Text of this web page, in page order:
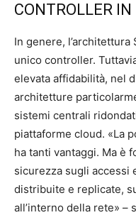
CONTROLLER
In genere,
unico controller.
elevata affidabilità, nel
architetture
sistemi centrali
piattaforme cloud. «La
ha tanti vantaggi. Ma è
sicurezza sugli accessi
distribuite e replicate,
all’interno della rete» –